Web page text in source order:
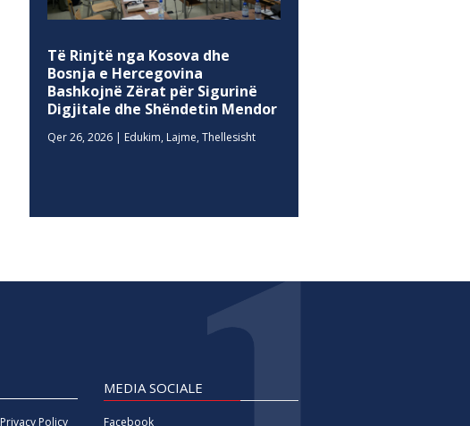
Të Rinjtë nga Kosova dhe
Bosnja e Hercegovina
Bashkojnë Zërat për Sigurinë
Digjitale dhe Shëndetin Mendor
Qer 26, 2026 | Edukim, Lajme,Thellesisht
Privacy Policy
MEDIA SOCIALE
Facebook